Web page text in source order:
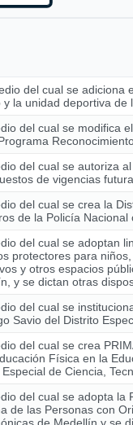
del cual se adiciona
y la unidad deportiva de
del cual se modifica
del cual se autoriza
de vigencias
del cual se crea la
de la Policía
del cual se adoptan
protectores para
y otros espacios
y se dictan otras
del cual se
Savio del Distrito
del cual se crea
Física en la
Especial de Ciencia,
del cual se adopta la
de las Personas con